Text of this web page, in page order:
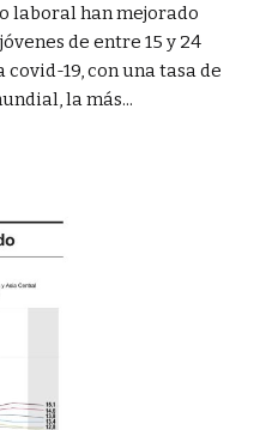
laboral han mejorado
de entre 15 y 24
19, con una tasa de
la más...